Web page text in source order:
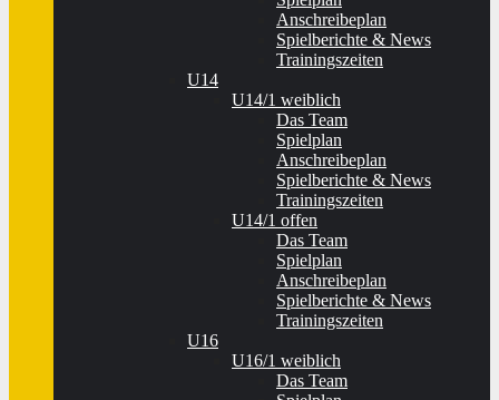
Anschreibeplan
Spielberichte & News
Trainingszeiten
U14
U14/1 weiblich
Das Team
Spielplan
Anschreibeplan
Spielberichte & News
Trainingszeiten
U14/1 offen
Das Team
Spielplan
Anschreibeplan
Spielberichte & News
Trainingszeiten
U16
U16/1 weiblich
Das Team